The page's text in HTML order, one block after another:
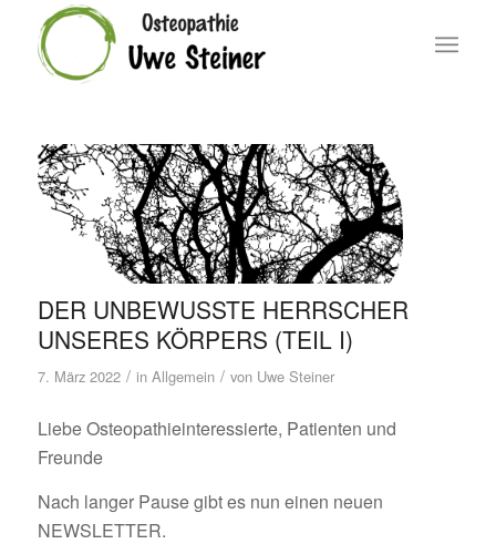
DER UNBEWUSSTE HERRSCHER
UNSERES KÖRPERS (TEIL I)
7. März 2022 / in Allgemein / von Uwe Steiner
Liebe Osteopathieinteressierte, Patienten und
Freunde
Nach langer Pause gibt es nun einen neuen
NEWSLETTER.